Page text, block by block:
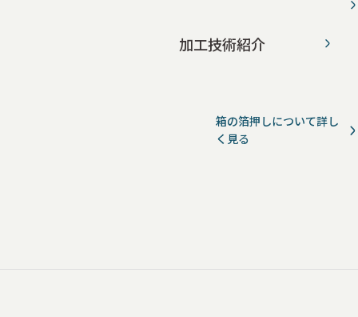
加工技術紹介
箱の箔押しについて詳し
く見る